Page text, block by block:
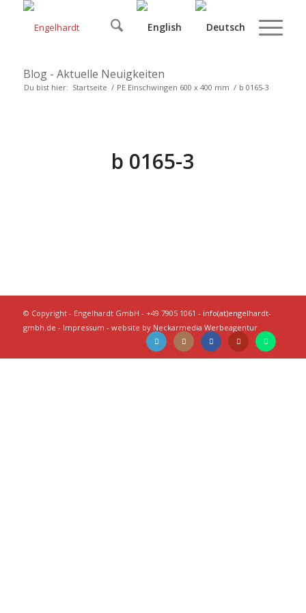
Blog - Aktuelle Neuigkeiten
Du bist hier: Startseite / PE Einschwingen 600 x 400 mm / b 0165-3
b 0165-3
© Copyright - Engelhardt GmbH - +49 7905 1061 - info(at)engelhardt-
gmbh.de - Impressum - website by Neckarmedia Werbeagentur